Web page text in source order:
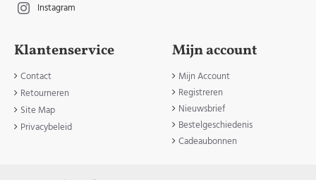
Instagram
Klantenservice
Contact
Retourneren
Site Map
Privacybeleid
Mijn account
Mijn Account
Registreren
Nieuwsbrief
Bestelgeschiedenis
Cadeaubonnen